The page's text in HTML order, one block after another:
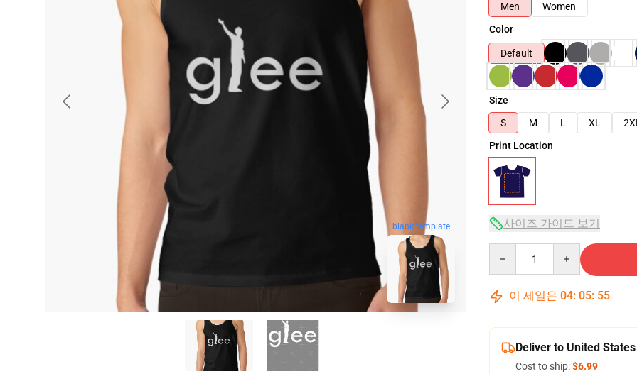
blank template
Men
Women
Color
Default
Size
S
M L XL
Print Location
사이즈 가이드 보기
이 세일은 04: 05: 54
Deliver to United States
Cost to ship:$6.99